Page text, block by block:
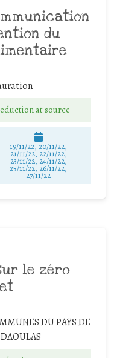
du
at source
19/11/22, 20/11/22,
21/11/22, 22/11/22,
23/11/22, 24/11/22,
25/11/22, 26/11/22,
27/11/22
le zéro
DU PAYS DE